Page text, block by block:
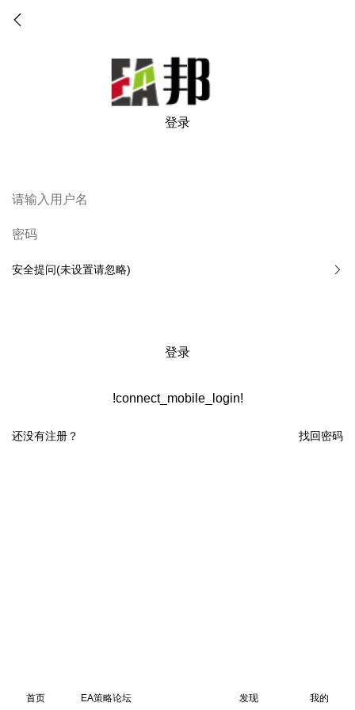
登录
安全提问(未设置请忽略)
登录
!connect_mobile_login!
找回密码
还没有注册？
首页 EA策略论坛 发现 我的